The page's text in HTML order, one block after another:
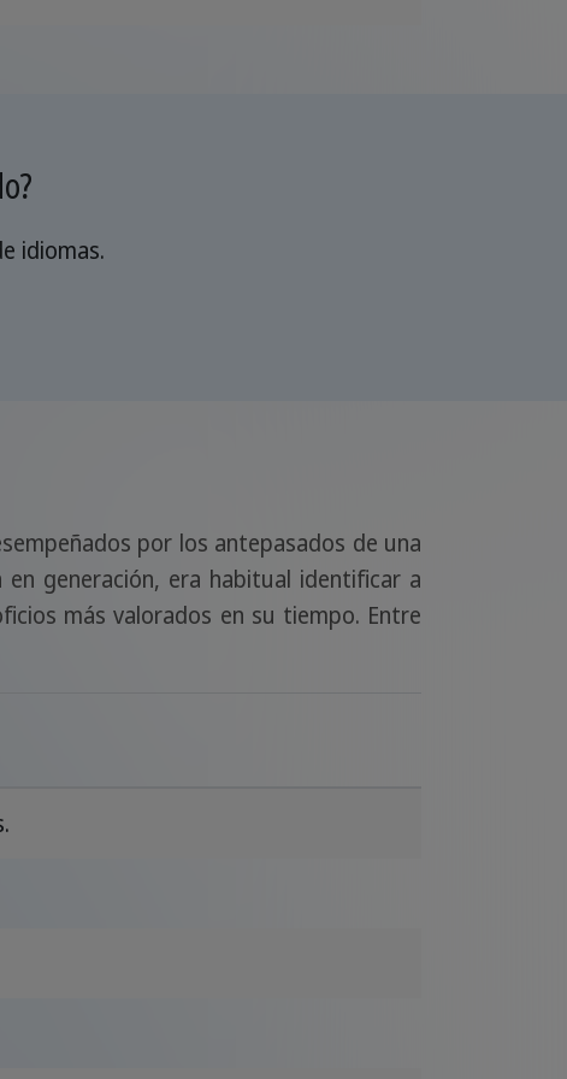
idiomas.
por los antepasados de una
en generación, era habitual identificar a
más valorados en su tiempo. Entre